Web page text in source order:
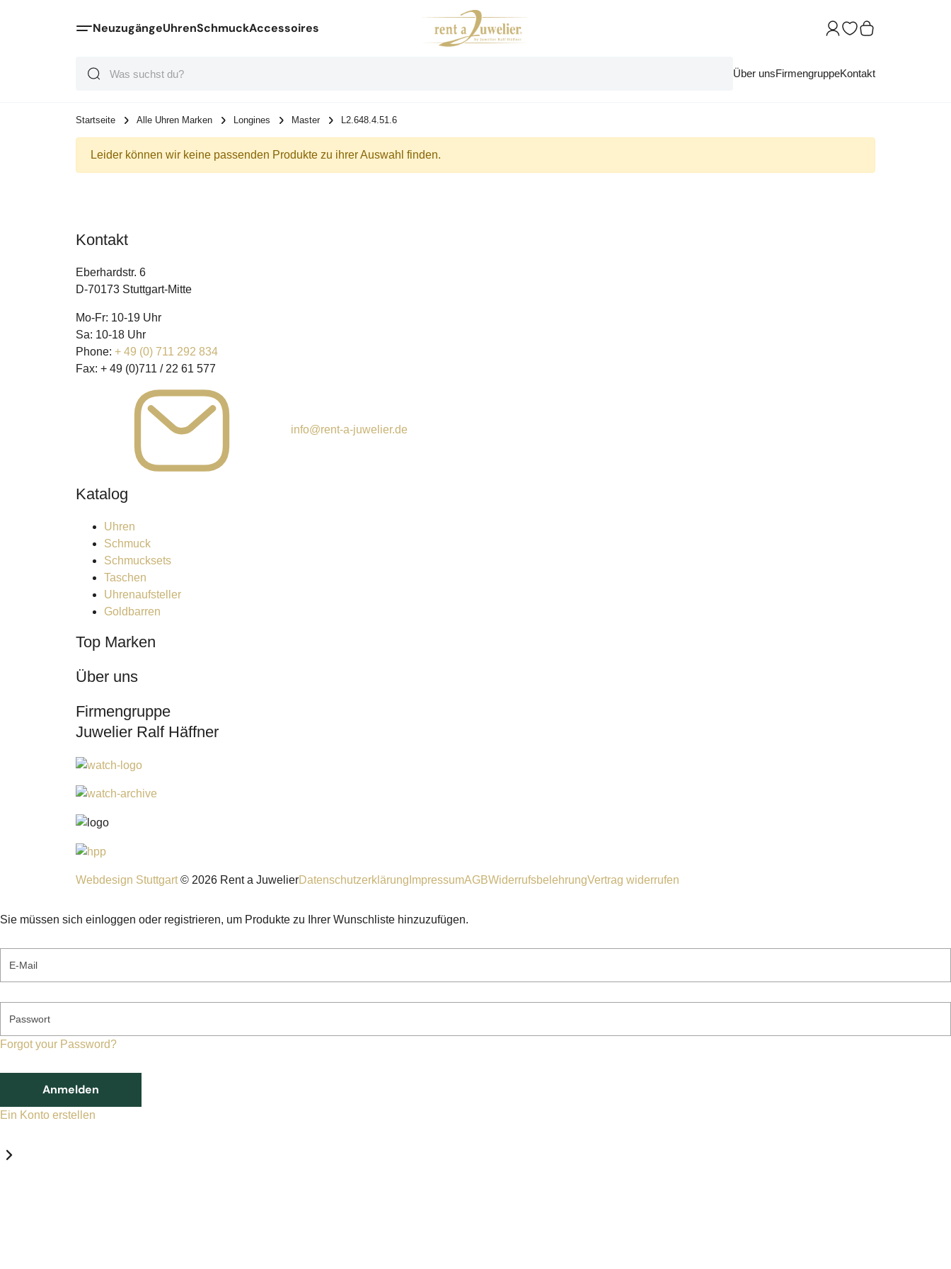
NeuzugängeUhrenSchmuckAccessoires
Suche
Über unsFirmengruppeKontakt
Startseite Alle Uhren Marken Longines Master L2.648.4.51.6
Leider können wir keine passenden Produkte zu ihrer Auswahl finden.
Kontakt
Eberhardstr. 6
D-70173 Stuttgart-Mitte
Mo-Fr: 10-19 Uhr
Sa: 10-18 Uhr
Phone: + 49 (0) 711 292 834
Fax: + 49 (0)711 / 22 61 577
info@rent-a-juwelier.de
Katalog
Uhren
Schmuck
Schmucksets
Taschen
Uhrenaufsteller
Goldbarren
Top Marken
Über uns
Firmengruppe
Juwelier Ralf Häffner
Webdesign Stuttgart © 2026 Rent a JuwelierDatenschutzerklärung ImpressumAGBWiderrufsbelehrungVertrag widerrufen
Sie müssen sich einloggen oder registrieren, um Produkte zu Ihrer Wunschliste hinzuzufügen.
E-Mail
Passwort
Forgot your Password?
Anmelden
Ein Konto erstellen